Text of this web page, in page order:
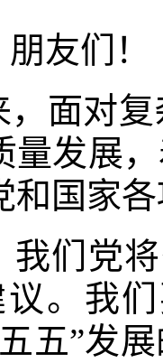
友们！
，面对
量发展
和国家
我们党
议。我
五”发